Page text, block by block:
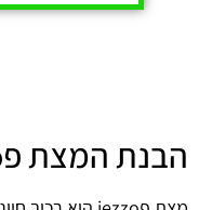
הבנת המצת פiezzo